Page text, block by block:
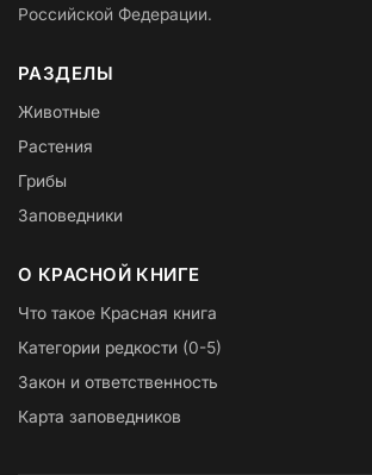
Российской Федерации.
РАЗДЕЛЫ
Животные
Растения
Грибы
Заповедники
О КРАСНОЙ КНИГЕ
Что такое Красная книга
Категории редкости (0-5)
Закон и ответственность
Карта заповедников